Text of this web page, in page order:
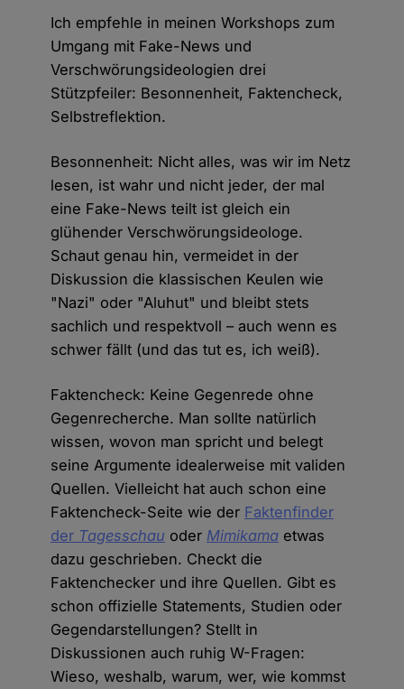
Ich empfehle in meinen Workshops zum
Umgang mit Fake-News und
Verschwörungsideologien drei
Stützpfeiler: Besonnenheit, Faktencheck,
Selbstreflektion.
Besonnenheit: Nicht alles, was wir im Netz
lesen, ist wahr und nicht jeder, der mal
eine Fake-News teilt ist gleich ein
glühender Verschwörungsideologe.
Schaut genau hin, vermeidet in der
Diskussion die klassischen Keulen wie
"Nazi" oder "Aluhut" und bleibt stets
sachlich und respektvoll – auch wenn es
schwer fällt (und das tut es, ich weiß).
Faktencheck: Keine Gegenrede ohne
Gegenrecherche. Man sollte natürlich
wissen, wovon man spricht und belegt
seine Argumente idealerweise mit validen
Quellen. Vielleicht hat auch schon eine
Faktencheck-Seite wie der Faktenfinder
der Tagesschau oder Mimikama etwas
dazu geschrieben. Checkt die
Faktenchecker und ihre Quellen. Gibt es
schon offizielle Statements, Studien oder
Gegendarstellungen? Stellt in
Diskussionen auch ruhig W-Fragen:
Wieso, weshalb, warum, wer, wie kommst